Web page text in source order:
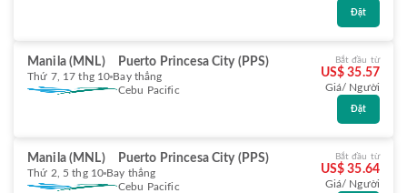
Đặt
Manila (MNL) Puerto Princesa City (PPS)
Thứ 7, 17 thg 10 Bay thẳng
Cebu Pacific
Bắt đầu từ
US$ 35.57
Giá/ Người
Đặt
Manila (MNL) Puerto Princesa City (PPS)
Thứ 2, 5 thg 10 Bay thẳng
Cebu Pacific
Bắt đầu từ
US$ 35.64
Giá/ Người